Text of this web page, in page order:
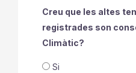
Creu que les altes
registrades son
Climàtic?
Si